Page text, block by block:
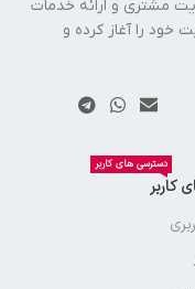
مشتری و ارائه خدمات
خود را آغاز کرده و
کاربر
دسترسی های کاربر